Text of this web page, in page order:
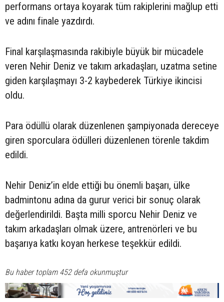
performans ortaya koyarak tüm rakiplerini mağlup etti
ve adını finale yazdırdı.
Final karşılaşmasında rakibiyle büyük bir mücadele
veren Nehir Deniz ve takım arkadaşları, uzatma setine
giden karşılaşmayı 3-2 kaybederek Türkiye ikincisi
oldu.
Para ödüllü olarak düzenlenen şampiyonada dereceye
giren sporculara ödülleri düzenlenen törenle takdim
edildi.
Nehir Deniz’in elde ettiği bu önemli başarı, ülke
badmintonu adına da gurur verici bir sonuç olarak
değerlendirildi. Başta milli sporcu Nehir Deniz ve
takım arkadaşları olmak üzere, antrenörleri ve bu
başarıya katkı koyan herkese teşekkür edildi.
Bu haber toplam 452 defa okunmuştur